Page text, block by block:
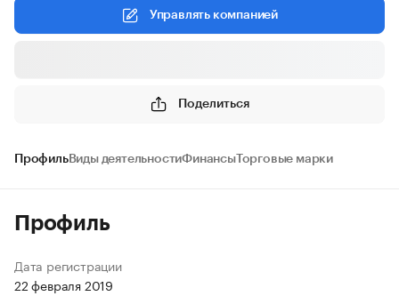
Управлять компанией
Поделиться
ПрофильВиды деятельностиФинансыТорговые марки
Профиль
Дата регистрации
22 февраля 2019